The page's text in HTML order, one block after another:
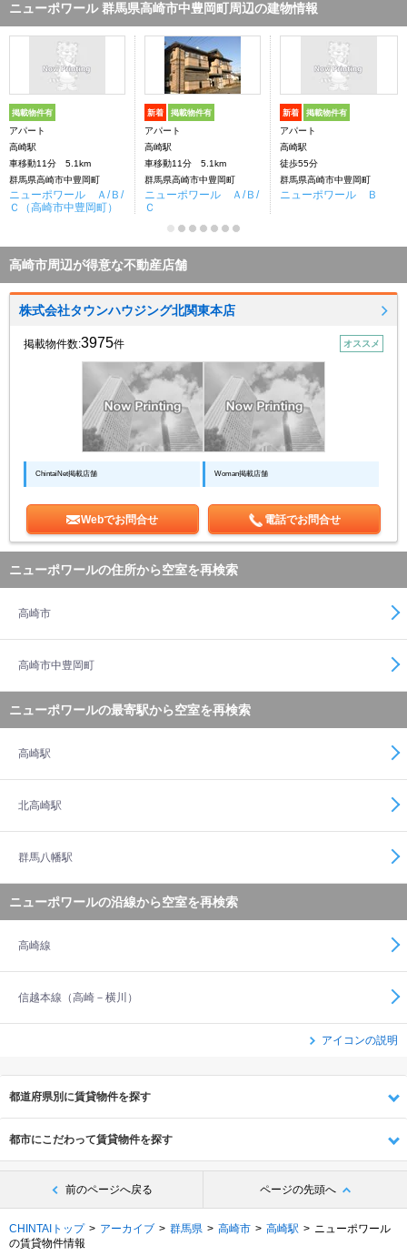
ニューポワール 群馬県高崎市中豊岡町周辺の建物情報
掲載物件有
アパート
高崎駅
車移動11分 5.1km
群馬県高崎市中豊岡町
ニューポワール Ａ/Ｂ/
Ｃ（高崎市中豊岡町）
新着 掲載物件有
アパート
高崎駅
車移動11分 5.1km
群馬県高崎市中豊岡町
ニューポワール Ａ/Ｂ/
Ｃ
新着 掲載物件有
アパート
高崎駅
徒歩55分
群馬県高崎市中豊岡町
ニューポワール Ｂ
高崎市周辺が得意な不動産店舗
株式会社タウンハウジング北関東本店
掲載物件数:3975件 オススメ
ChintaiNet掲載店舗 Woman掲載店舗
Webでお問合せ 電話でお問合せ
ニューポワールの住所から空室を再検索
高崎市
高崎市中豊岡町
ニューポワールの最寄駅から空室を再検索
高崎駅
北高崎駅
群馬八幡駅
ニューポワールの沿線から空室を再検索
高崎線
信越本線（高崎－横川）
アイコンの説明
都道府県別に賃貸物件を探す
都市にこだわって賃貸物件を探す
前のページへ戻る ページの先頭へ
CHINTAIトップ アーカイブ 群馬県 高崎市 高崎駅
ニューポワール
の賃貸物件情報